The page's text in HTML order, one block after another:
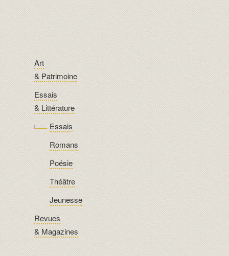
Art
& Patrimoine
Essais
& Littérature
Essais
Romans
Poésie
Théâtre
Jeunesse
Revues
& Magazines